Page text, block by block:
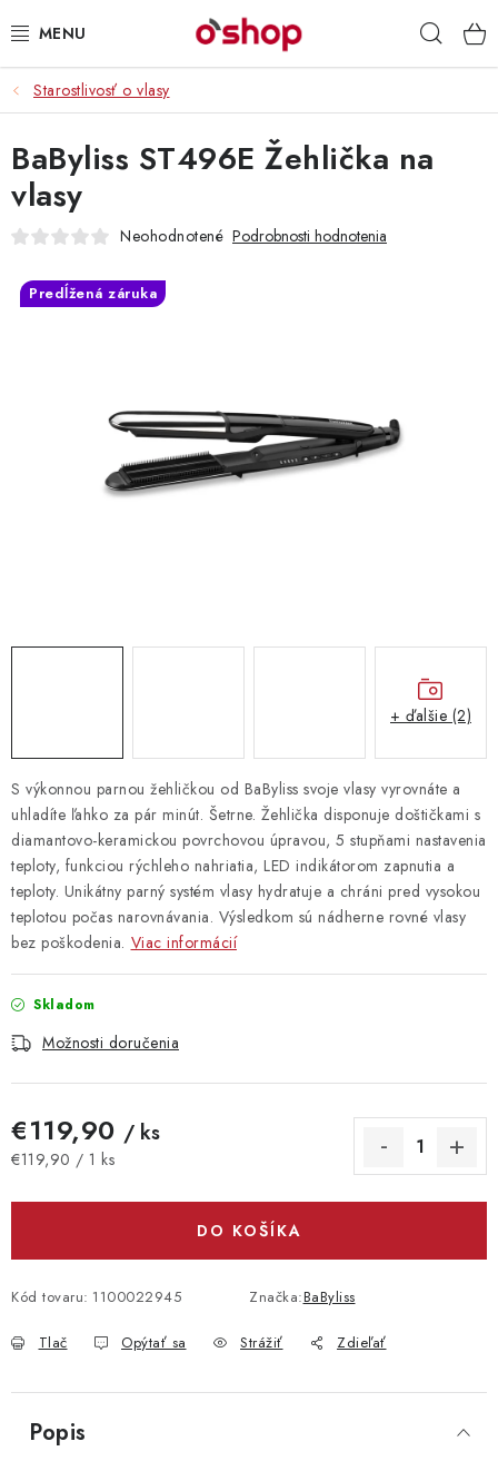
na
OSOBNÁ STAROSTLIVOSŤ
POTRAVINY
HRAČKY 🧸
Obchodné podmienky
Podmienky ochrany osobných údajov
Starostlivosť o vlasy
S výkonnou parnou žehličkou od BaByliss svoje vlasy vyrovnáte a
uhladíte ľahko za pár minút. Šetrne. Žehlička disponuje doštičkami s
diamantovo-keramickou povrchovou úpravou, 5 stupňami nastavenia
teploty, funkciou rýchleho nahriatia, LED indikátorom zapnutia a
teploty. Unikátny parný systém vlasy hydratuje a chráni pred vysokou
teplotou počas narovnávania. Výsledkom sú nádherne rovné vlasy
bez poškodenia. Viac informácií
Skladom
Možnosti doručenia
€119,90 / ks
Jednotková cena:
€119,90 / 1 ks
DO KOŠÍKA
Kód tovaru: 1100022945 Značka:BaByliss
Tlač Opýtať sa Strážiť Zdieľať
BaByliss ST496E Žehlička na
vlasy
Neohodnotené Podrobnosti hodnotenia
Predĺžená záruka
+ ďalšie (2)
Popis